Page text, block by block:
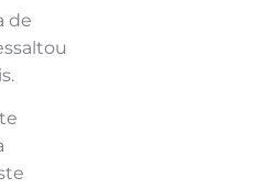
de